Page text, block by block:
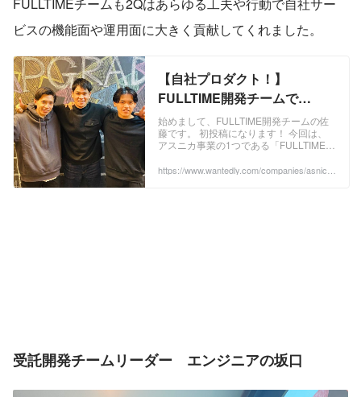
ビスの機能面や運用面に大きく貢献してくれました。
【自社プロダクト！】
FULLTIME開発チームで
す！！ | アスニカ株式会社
始めまして、FULLTIME開発チームの佐
藤です。 初投稿になります！ 今回は、
アスニカ事業の1つである「FULLTIME開
す。どんな仕事か？ どんな考え方を持っ
https://www.wantedly.com/companies/asnica/
post_articles/361103
受託開発チームリーダー　エンジニアの坂口